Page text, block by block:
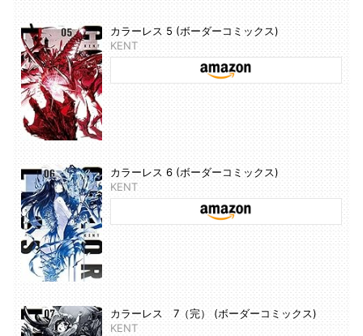
カラーレス 5 (ボーダーコミックス)
KENT
カラーレス 6 (ボーダーコミックス)
KENT
カラーレス 7（完） (ボーダーコミックス)
KENT